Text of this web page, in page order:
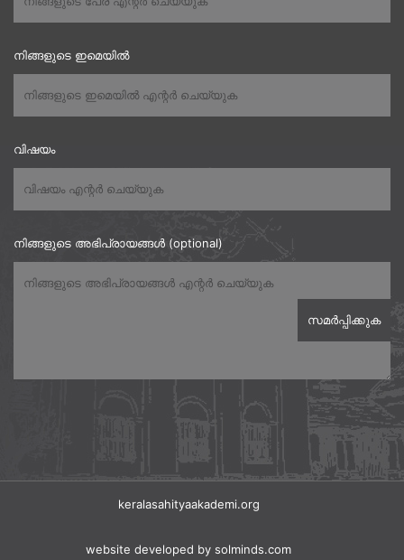
നിങ്ങളുടെ ഇമെയിൽ
വിഷയം
നിങ്ങളുടെ അഭിപ്രായങ്ങൾ (optional)
keralasahityaakademi.org
website developed by solminds.com